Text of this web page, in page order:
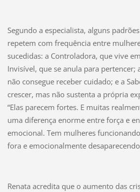
Segundo a especialista, alguns
repetem com frequência entre
sucedidas: a Controladora, que vive
Invisível, que se anula para pertencer;
não consegue receber cuidado; e a
crescer, mas não sustenta a própria
“Elas parecem fortes. E muitas
uma diferença enorme entre força e
emocional. Tem mulheres
fora e emocionalmente
Renata acredita que o aumento das